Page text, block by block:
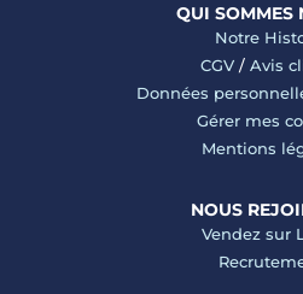
QUI SOMMES
Notre
CGV/ Avis
Données
Gérer mes
Mentions
NOUS
Vendez sur